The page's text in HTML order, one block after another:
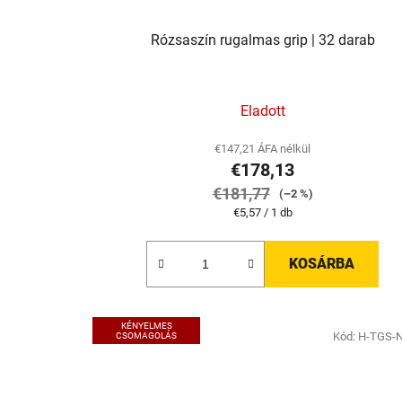
Rózsaszín rugalmas grip | 32 darab
Eladott
€147,21 ÁFA nélkül
€178,13
€181,77
(–2 %)
Egységár:
€5,57 / 1 db
KOSÁRBA
KÉNYELMES
CSOMAGOLÁS
Kód: H-TGS-